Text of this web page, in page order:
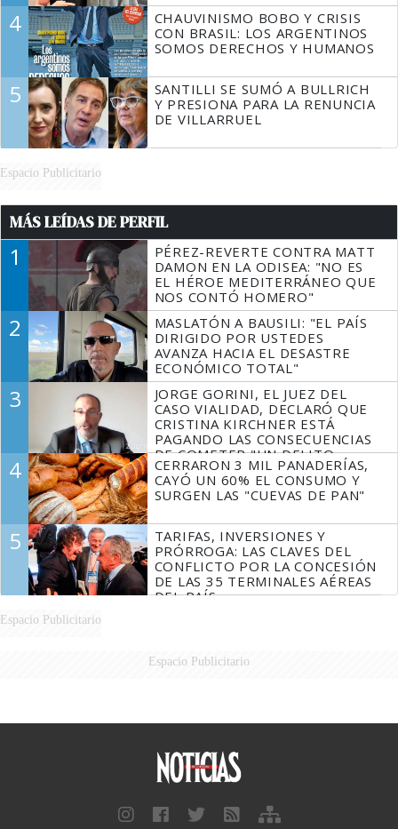
4
CHAUVINISMO BOBO Y CRISIS
CON BRASIL: LOS ARGENTINOS
SOMOS DERECHOS Y HUMANOS
5
SANTILLI SE SUMÓ A BULLRICH
Y PRESIONA PARA LA RENUNCIA
DE VILLARRUEL
Espacio Publicitario
MÁS LEÍDAS DE PERFIL
1
PÉREZ-REVERTE CONTRA MATT
DAMON EN LA ODISEA: "NO ES
EL HÉROE MEDITERRÁNEO QUE
NOS CONTÓ HOMERO"
2
MASLATÓN A BAUSILI: "EL PAÍS
DIRIGIDO POR USTEDES
AVANZA HACIA EL DESASTRE
ECONÓMICO TOTAL"
3
JORGE GORINI, EL JUEZ DEL
CASO VIALIDAD, DECLARÓ QUE
CRISTINA KIRCHNER ESTÁ
PAGANDO LAS CONSECUENCIAS
DE COMETER "UN DELITO
COMPROBADO"
4
CERRARON 3 MIL PANADERÍAS,
CAYÓ UN 60% EL CONSUMO Y
SURGEN LAS "CUEVAS DE PAN"
5
TARIFAS, INVERSIONES Y
PRÓRROGA: LAS CLAVES DEL
CONFLICTO POR LA CONCESIÓN
DE LAS 35 TERMINALES AÉREAS
DEL PAÍS
Espacio Publicitario
Espacio Publicitario